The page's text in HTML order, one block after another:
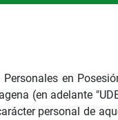
en
(en adelante
personal de